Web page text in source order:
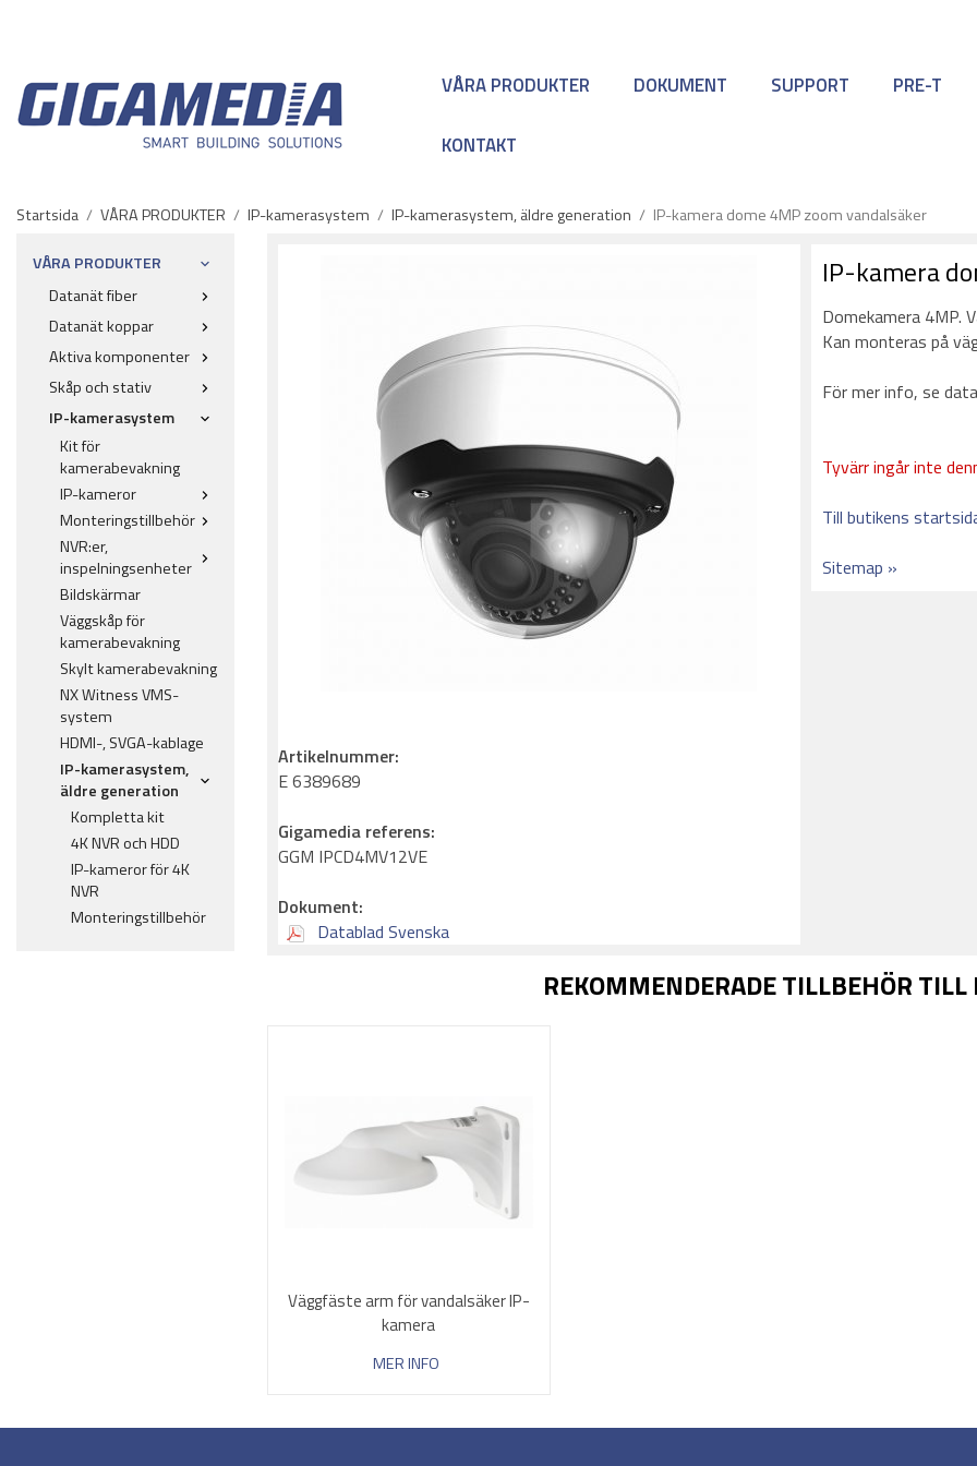
VÅRA PRODUKTER DOKUMENT SUPPORT PRE-T
KONTAKT
Startsida / VÅRA PRODUKTER / IP-kamerasystem / IP-kamerasystem, äldre generation / IP-kamera dome 4MP zoom vandalsäker
VÅRA PRODUKTER
Datanät fiber
Datanät koppar
Aktiva komponenter
Skåp och stativ
IP-kamerasystem
Kit för
kamerabevakning
IP-kameror
Monteringstillbehör
NVR:er,
inspelningsenheter
Bildskärmar
Väggskåp för
kamerabevakning
Skylt kamerabevakning
NX Witness VMS-
system
HDMI-, SVGA-kablage
IP-kamerasystem,
äldre generation
Kompletta kit
4K NVR och HDD
IP-kameror för 4K
NVR
Monteringstillbehör
IP-kamera
Domekamera 4MP.
Kan monteras på
För mer info, se
Tyvärr ingår inte
Till butikens
Sitemap »
Artikelnummer:
E 6389689
Gigamedia referens:
GGM IPCD4MV12VE
Dokument:
Datablad Svenska
REKOMMENDERADE TILLBEHÖR
Väggfäste arm för vandalsäker IP-
kamera
MER INFO